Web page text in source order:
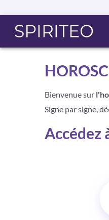
Bienvenue sur
Signe par signe,
Accédez